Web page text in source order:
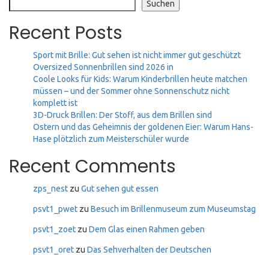
Suchen
Recent Posts
Sport mit Brille: Gut sehen ist nicht immer gut geschützt
Oversized Sonnenbrillen sind 2026 in
Coole Looks für Kids: Warum Kinderbrillen heute matchen
müssen – und der Sommer ohne Sonnenschutz nicht
komplett ist
3D-Druck Brillen: Der Stoff, aus dem Brillen sind
Ostern und das Geheimnis der goldenen Eier: Warum Hans-
Hase plötzlich zum Meisterschüler wurde
Recent Comments
zps_nest zu Gut sehen gut essen
psvt1_pwet zu Besuch im Brillenmuseum zum Museumstag
psvt1_zoet zu Dem Glas einen Rahmen geben
psvt1_oret zu Das Sehverhalten der Deutschen